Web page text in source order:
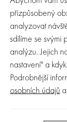
JOOLZ | Uni
grey NEW
3 049 Kč
přizpůsobený
analyzovat
sdílíme se svými
analýzu. Jejich
nastavení" a
Podrobnější
osobních údajů a